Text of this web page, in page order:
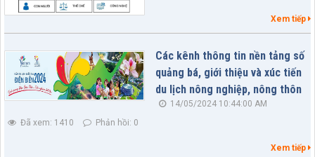
Xem tiếp
Các kênh thông tin nền tảng số
quảng bá, giới thiệu và xúc tiến
du lịch nông nghiệp, nông thôn
14/05/2024 10:44:00 AM
Đã xem: 1410
Phản hồi: 0
Xem tiếp